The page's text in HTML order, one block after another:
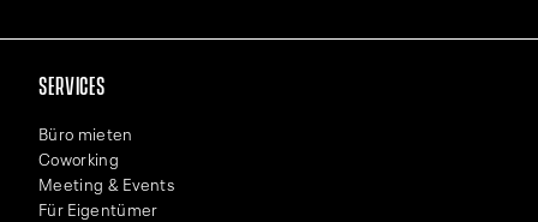
SERVICES
Büro mieten
Coworking
Meeting & Events
Für Eigentümer